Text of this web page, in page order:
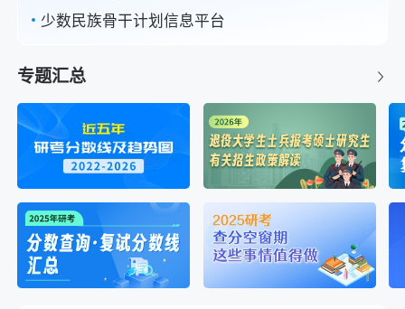
少数民族骨干计划信息平台
专题汇总